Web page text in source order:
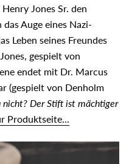
Jones Sr. den
Auge eines Nazi-
Leben seines Freundes
gespielt von
endet mit Dr. Marcus
(gespielt von Denholm
nicht? Der Stift ist mächtiger
Produktseite...